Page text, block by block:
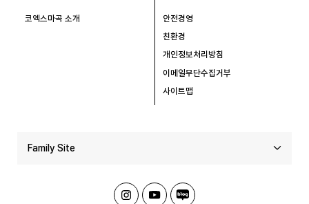
코엑스마곡 소개
안전경영
친환경
개인정보처리방침
이메일무단수집거부
사이트맵
Family Site